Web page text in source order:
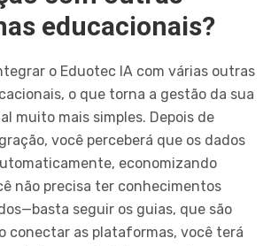
educacionais?
o Eduotec IA com várias outras
o que torna a gestão da sua
muito mais simples. Depois de
você perceberá que os dados
economizando
não precisa ter conhecimentos
seguir os guias, que são
conectar as plataformas, você terá